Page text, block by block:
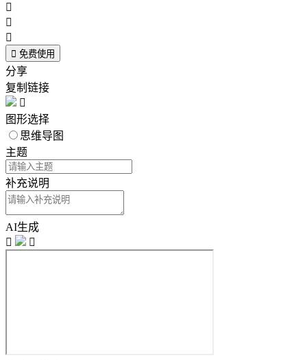



 免费使用
分享
复制链接

图形选择
思维导图
主题
补充说明
AI生成

